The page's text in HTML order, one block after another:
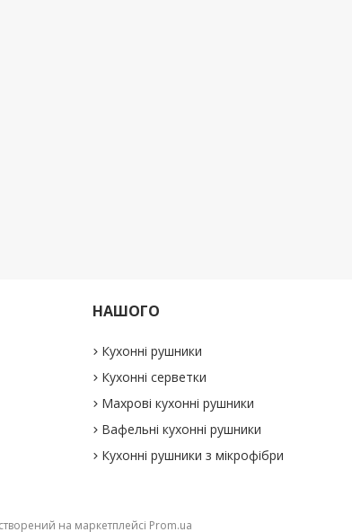
НАШОГО
Кухонні рушники
Кухонні серветки
Махрові кухонні рушники
Вафельні кухонні рушники
Кухонні рушники з мікрофібри
на маркетплейсі Prom.ua